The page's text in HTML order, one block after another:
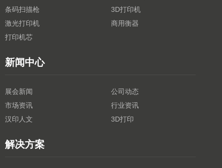
条码扫描枪
3D打印机
激光打印机
商用衡器
打印机芯
新闻中心
展会新闻
公司动态
市场资讯
行业资讯
汉印人文
3D打印
解决方案